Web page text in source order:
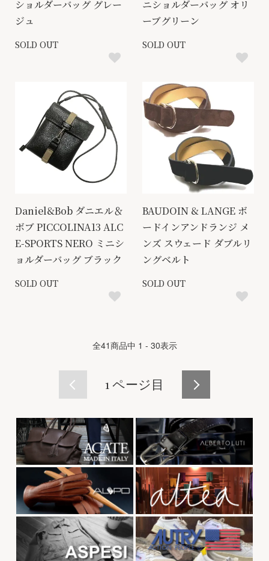
ショルダーバッグ グレー
ジュ
SOLD OUT
ニショルダーバッグ オリ
ーブグリーン
SOLD OUT
Daniel&Bob ダニエル＆
ボブ PICCOLINA13 ALC
E-SPORTS NERO ミニシ
ョルダーバッグ ブラック
SOLD OUT
BAUDOIN & LANGE ボ
ードインアンドランジ メ
ンズ スウェード ダブルリ
ングベルト
SOLD OUT
全41商品中 1 - 30表示
1 ページ目